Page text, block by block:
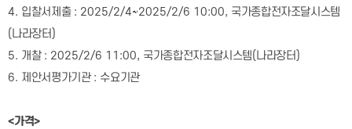
4. 입찰서제출 : 2025/2/4~2025/2/6 10:00, 국가종합전자조달시스템
(나라장터)
5. 개찰 : 2025/2/6 11:00, 국가종합전자조달시스템(나라장터)
6. 제안서평가기관: 수요기관
<가격>